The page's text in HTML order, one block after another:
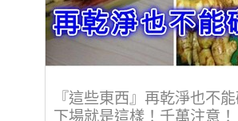
『這些東西』再乾淨也不
下場就是這樣！千萬注意！